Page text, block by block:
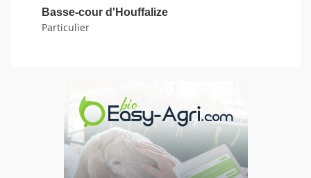
Basse-cour d'Houffalize
Particulier